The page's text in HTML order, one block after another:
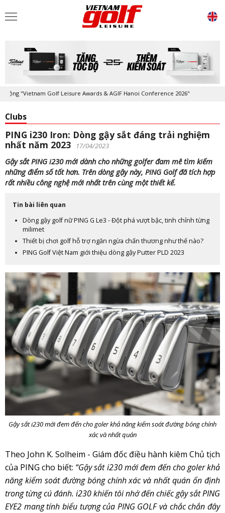
Golf Leisure Awards & AGIF Hanoi Conference 2026"
Clubs
PING i230 Iron: Dòng gậy sắt đáng trải nghiệm
nhất năm 2023
17/04/2023
Gậy sắt PING i230 mới dành cho những golfer đam mê tìm kiếm
những điểm số tốt hơn. Trên dòng gậy này, PING Golf đã tích hợp
rất nhiều công nghệ mới nhất trên cùng một thiết kế.
Tin bài liên quan
Dòng gậy golf nữ PING G Le3 - Đột phá vượt bậc, tinh chỉnh từng
milimet
Thiết bị chơi golf hỗ trợ ngăn ngừa chấn thương như thế nào?
PING Golf Việt Nam giới thiệu dòng gậy Putter PLD 2023
Gậy sắt i230 mới đem đến cho goler khả năng kiểm soát đường bóng chính
xác và nhất quán
Theo John K. Solheim - Giám đốc điều hành kiêm Chủ tịch
của PING cho biết: “Gậy sắt i230 mới đem đến cho goler khả
năng kiểm soát đường bóng chính xác và nhất quán ổn định
trong từng cú đánh. i230 khiến tôi nhớ đến chiếc gậy sắt PING
EYE2 mang tính biểu tượng của PING GOLF và chắc chắn đây